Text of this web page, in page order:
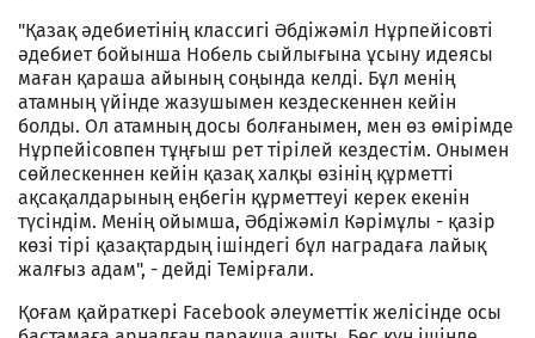
"Қазақ әдебиетінің классигі Әбдіжәміл Нұрпейісовті
әдебиет бойынша Нобель сыйлығына ұсыну идеясы
маған қараша айының соңында келді. Бұл менің
атамның үйінде жазушымен кездескеннен кейін
болды. Ол атамның досы болғанымен, мен өз өмірімде
Нұрпейісовпен тұңғыш рет тірілей кездестім. Онымен
сөйлескеннен кейін қазақ халқы өзінің құрметті
ақсақалдарының еңбегін құрметтеуі керек екенін
түсіндім. Менің ойымша, Әбдіжәміл Кәрімұлы - қазір
көзі тірі қазақтардың ішіндегі бұл наградаға лайық
жалғыз адам", - дейді Темірғали.
Қоғам қайраткері Facebook әлеуметтік желісінде осы